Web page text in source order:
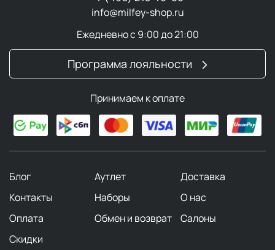
info@milfey-shop.ru
Ежедневно с 9:00 до 21:00
Программа лояльности
Принимаем к оплате
Блог Аутлет
Доставка
Контакты
Наборы
О нас
Оплата
Обмен и возврат
Салоны
Скидки